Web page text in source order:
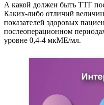
А какой должен быть ТТГ
Каких-либо отличий
показателей здоровых
послеоперационном
уровне 0,4-4 мкМЕ/мл.